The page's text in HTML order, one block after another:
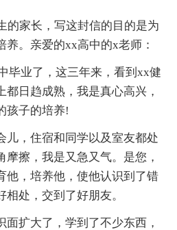
家长，写这封信的目的是为
养。亲爱的xx高中的x老师：
业了，这三年来，看到xx健
日趋成熟，我是真心高兴，
孩子的培养!
，住宿和同学以及室友都处
擦，我是又急又气。是您，
他，培养他，使他认识到了错
处，交到了好朋友。
扩大了，学到了不少东西，